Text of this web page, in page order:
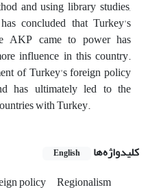
and using library studies,
concluded that Turkey's
AKP came to power has
influence in this country.
of Turkey's foreign policy
has ultimately led to the
with Turkey.
کلیدواژه‌ها English
policy Regionalism